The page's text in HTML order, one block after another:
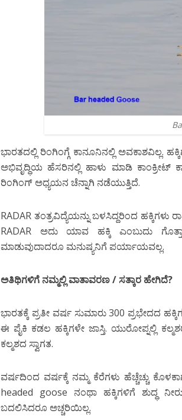
ಭಾರತದಲ್ಲಿ ರಿಂಗಿಂಗ್ಗೆ ಕಾನೂನಿನಲ್ಲಿ ಅವಕಾಶವಿಲ್ಲ.
ಅಭಿವೃದ್ಧಿಯ ಹೆಸರಿನಲ್ಲಿ ಹಾಳು ಮಾಡಿ ಕಾಂಕ್ರೀಟ್
ರಿಂಗಿಂಗ್ ಅಧ್ಯಯನ ಚೆನ್ನಾಗಿ ನಡೆಯುತ್ತಿದೆ.
RADAR ತಂತ್ರವಿದ್ಯೆಯನ್ನು ಬಳಸಿದ್ದರಿಂದ
RADAR ಅದು ಯಾವ ಹಕ್ಕಿ ಎಂಬುದು
ಮಾಡುವುದಾದರೂ ಮನುಷ್ಯನಿಗೆ ಪರ್ಯಾಯವಲ್ಲ.
ಅತಿಥಿಗಳಿಗೆ ನಮ್ಮಲ್ಲಿ ವಾತಾವರಣ/ಸತ್ಕಾರ ಹೇಗಿದೆ?
ಭಾರತಕ್ಕೆ ಪ್ರತೀ ವರ್ಷ ಸುಮಾರು 300 ಪ್ರಭೇದದ
ಈ ಪೈಕಿ ಕಡಲ ಹಕ್ಕಿಗಳೇ ಜಾಸ್ತಿ. ಯುರೋಪ್ನಲ್ಲಿ
ಕಲ್ಮಶದ ಸ್ವಾಗತ.
ವರ್ಷದಿಂದ ವರ್ಷಕ್ಕೆ ನಮ್ಮ ಕೆರೆಗಳು ಹೆಚ್ಚೆಚ್ಚು
headed goose ನಂಥಾ ಹಕ್ಕಿಗಳಿಗೆ ಶುದ್ಧ
ಬದಲಿಸಿದರೂ ಅಚ್ಚರಿಯಿಲ್ಲ.